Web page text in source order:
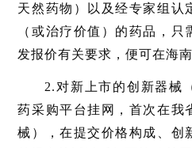
天然药物）以及经专家组认
（或治疗价值）的药品，
发报价有关要求，便可在海南
2.对新上市的创新器械
药采购平台挂网，首次在我
械），在提交价格构成、创